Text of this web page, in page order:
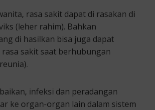
rasa sakit dapat di rasakan di
(leher rahim). Bahkan
di hasilkan bisa juga dapat
rasa sakit saat berhubungan
infeksi dan peradangan
ke organ-organ lain dalam sistem